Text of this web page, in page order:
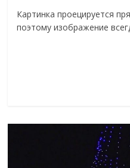
Картинка проецируется
поэтому изображение